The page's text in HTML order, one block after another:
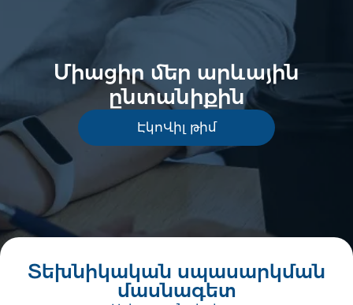
Միացիր մեր արևային
ընտանիքին
ԷկոՎիլ թիմ
Տեխնիկական սպասարկման
մասնագետ